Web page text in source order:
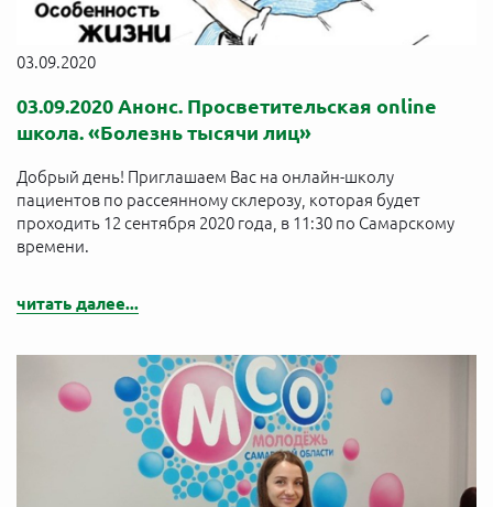
03.09.2020
03.09.2020 Анонс. Просветительская online
школа. «Болезнь тысячи лиц»
Добрый день! Приглашаем Вас на онлайн-школу
пациентов по рассеянному склерозу, которая будет
проходить 12 сентября 2020 года, в 11:30 по Самарскому
времени.
читать далее...